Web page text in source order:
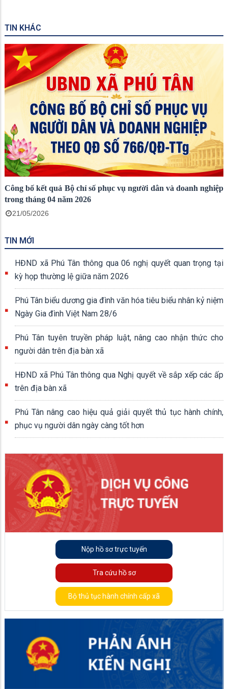
TIN KHÁC
Công bố kết quả Bộ chỉ số phục vụ người dân và doanh nghiệp
trong tháng 04 năm 2026
21/05/2026
TIN MỚI
HĐND xã Phú Tân thông qua 06 nghị quyết quan trọng tại
kỳ họp thường lệ giữa năm 2026
Phú Tân biểu dương gia đình văn hóa tiêu biểu nhân kỷ niệm
Ngày Gia đình Việt Nam 28/6
Phú Tân tuyên truyền pháp luật, nâng cao nhận thức cho
người dân trên địa bàn xã
HĐND xã Phú Tân thông qua Nghị quyết về sắp xếp các ấp
trên địa bàn xã
Phú Tân nâng cao hiệu quả giải quyết thủ tục hành chính,
phục vụ người dân ngày càng tốt hơn
Nộp hồ sơ trực tuyến
Tra cứu hồ sơ
Bộ thủ tục hành chính cấp xã